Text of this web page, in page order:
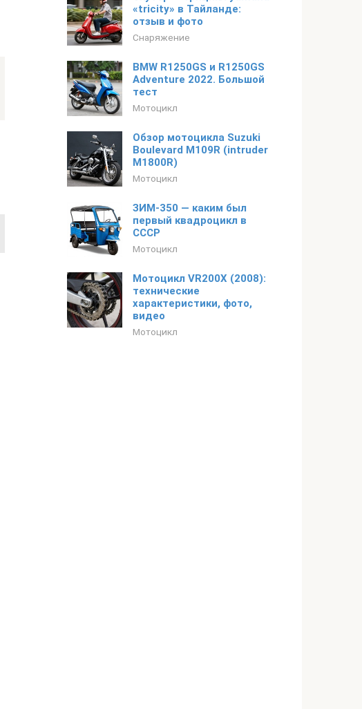
«tricity» в Тайланде:
отзыв и фото
Снаряжение
BMW R1250GS и R1250GS
Adventure 2022. Большой
тест
Мотоцикл
Обзор мотоцикла Suzuki
Boulevard M109R (intruder
M1800R)
Мотоцикл
ЗИМ-350 — каким был
первый квадроцикл в
СССР
Мотоцикл
Мотоцикл VR200X (2008):
технические
характеристики, фото,
видео
Мотоцикл